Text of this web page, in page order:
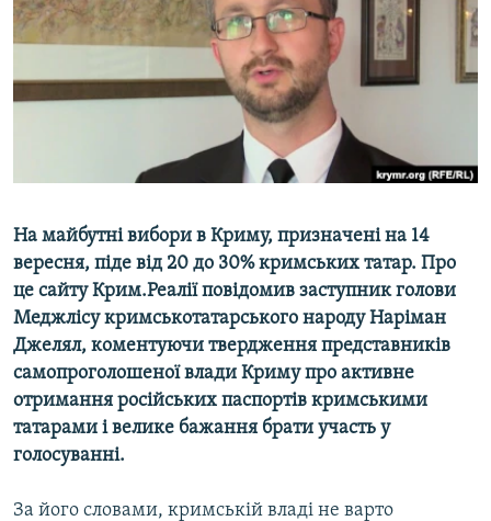
ДЕПОРТАЦІЯ
ВІДЕОУРОКИ «ELIFBE»
ЯК ОБІЙТИ БЛОКУВАННЯ
Qırımtatar
Усі сайти RFE/RL
На майбутні вибори в Криму, призначені на 14
вересня, піде від 20 до 30% кримських татар. Про
це сайту Крим.Реалії повідомив заступник голови
Меджлісу кримськотатарського народу Наріман
Джелял, коментуючи твердження представників
самопроголошеної влади Криму про активне
отримання російських паспортів кримськими
татарами і велике бажання брати участь у
голосуванні.
За його словами, кримській владі не варто